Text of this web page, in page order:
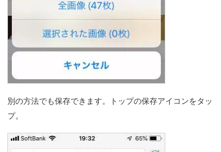
別の方法でも保存できます。トップの保存アイコンをタッ
プ。